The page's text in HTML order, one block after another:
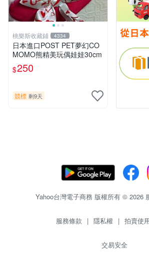
桃樂斯收藏鋪 4334
日本進口POST PET夢幻CO
MOMO熊精美玩偶娃娃30cm
$250
競標 剩9天
Yahoo台灣電子商務 版權所有 © 2026
服務條款 | 隱私權 | 拍賣使
交易安全